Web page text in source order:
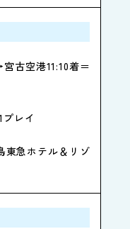
古空港11:10着＝
レイ
東急ホテル＆リゾ